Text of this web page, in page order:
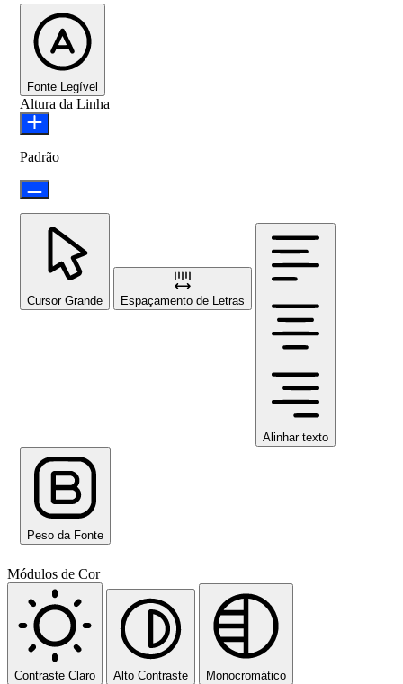
Fonte Legível
Altura da Linha
Padrão
Cursor Grande Espaçamento de Letras
Alinhar texto
Peso da Fonte
Módulos de Cor
Contraste Claro Alto Contraste Monocromático